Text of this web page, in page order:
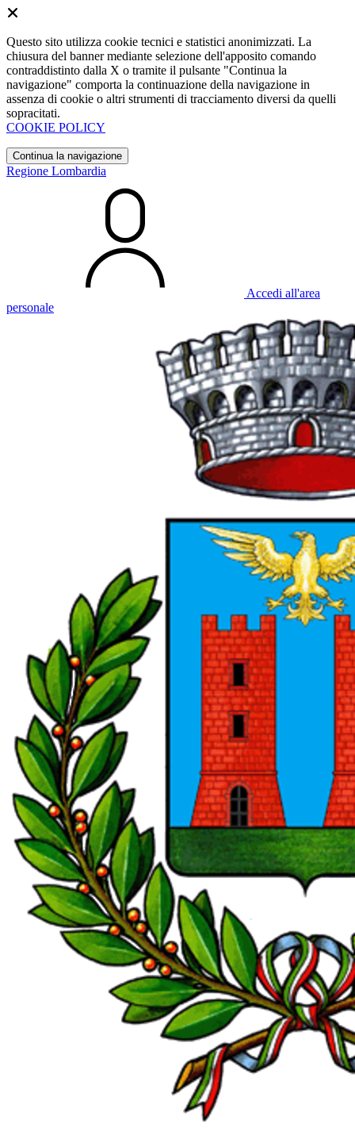
Questo sito utilizza cookie tecnici e statistici anonimizzati. La
chiusura del banner mediante selezione dell'apposito comando
contraddistinto dalla X o tramite il pulsante "Continua la
navigazione" comporta la continuazione della navigazione in
assenza di cookie o altri strumenti di tracciamento diversi da quelli
sopracitati.
COOKIE POLICY
Continua la navigazione
Regione Lombardia
Accedi all'area
personale